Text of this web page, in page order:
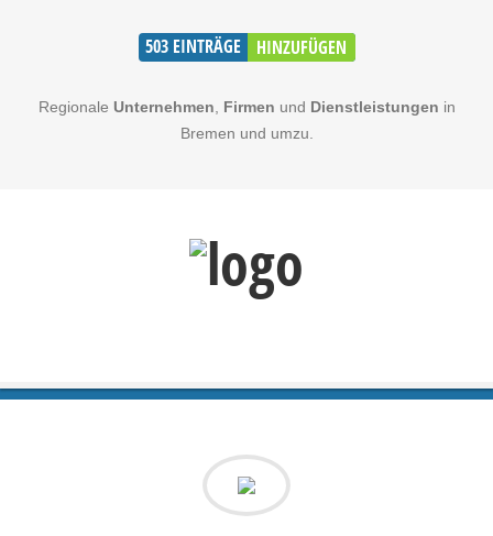
503 EINTRÄGE HINZUFÜGEN
Regionale Unternehmen Firmen und Dienstleistungen in
Bremen und umzu.